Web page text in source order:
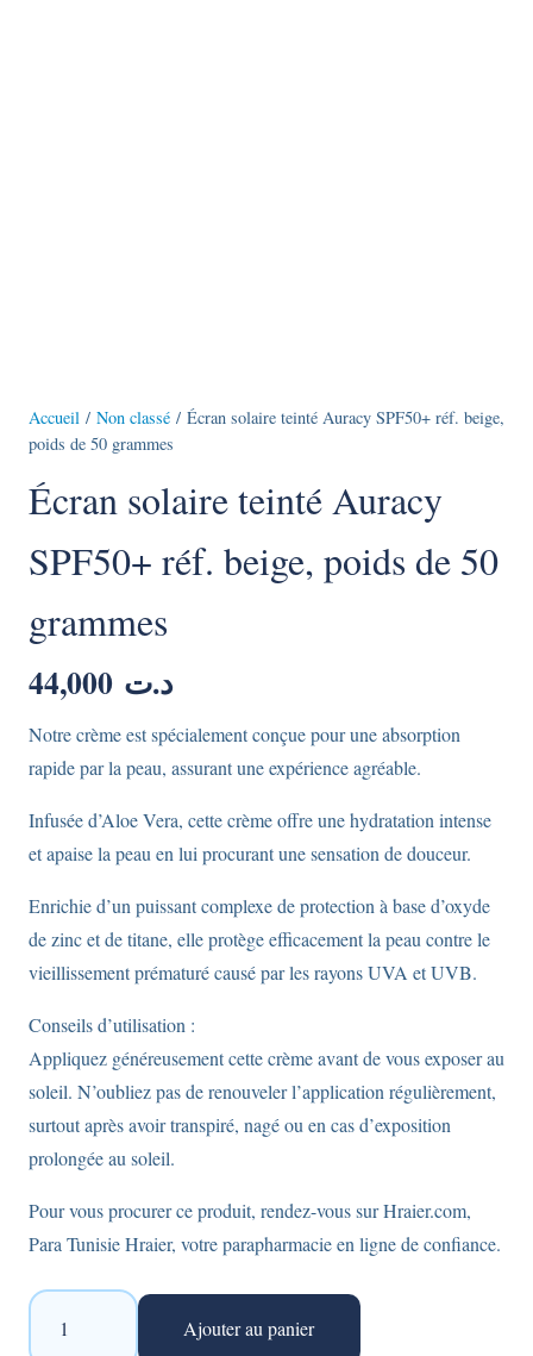
Accueil / Non classé / Écran solaire teinté Auracy SPF50+ réf. beige,
poids de 50 grammes
Écran solaire teinté Auracy
SPF50+ réf. beige, poids de 50
grammes
د.ت
Notre crème est spécialement conçue pour une absorption
rapide par la peau, assurant une expérience agréable.
Infusée d’Aloe Vera, cette crème offre une hydratation intense
et apaise la peau en lui procurant une sensation de douceur.
Enrichie d’un puissant complexe de protection à base d’oxyde
de zinc et de titane, elle protège efficacement la peau contre le
vieillissement prématuré causé par les rayons UVA et UVB.
Conseils d’utilisation :
Appliquez généreusement cette crème avant de vous exposer au
soleil. N’oubliez pas de renouveler l’application régulièrement,
surtout après avoir transpiré, nagé ou en cas d’exposition
prolongée au soleil.
Pour vous procurer ce produit, rendez-vous sur Hraier.com,
Para Tunisie Hraier, votre parapharmacie en ligne de confiance.
quantité
Ajouter au panier